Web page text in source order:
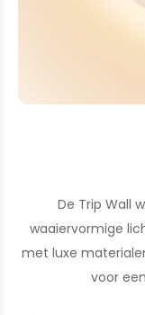
De Trip Wall
waaiervormige
met luxe
voor